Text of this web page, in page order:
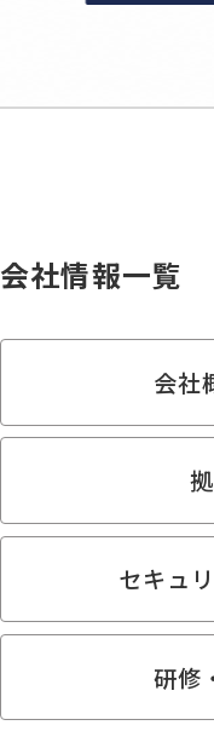
会社情報一覧
会社
セキュ
研修